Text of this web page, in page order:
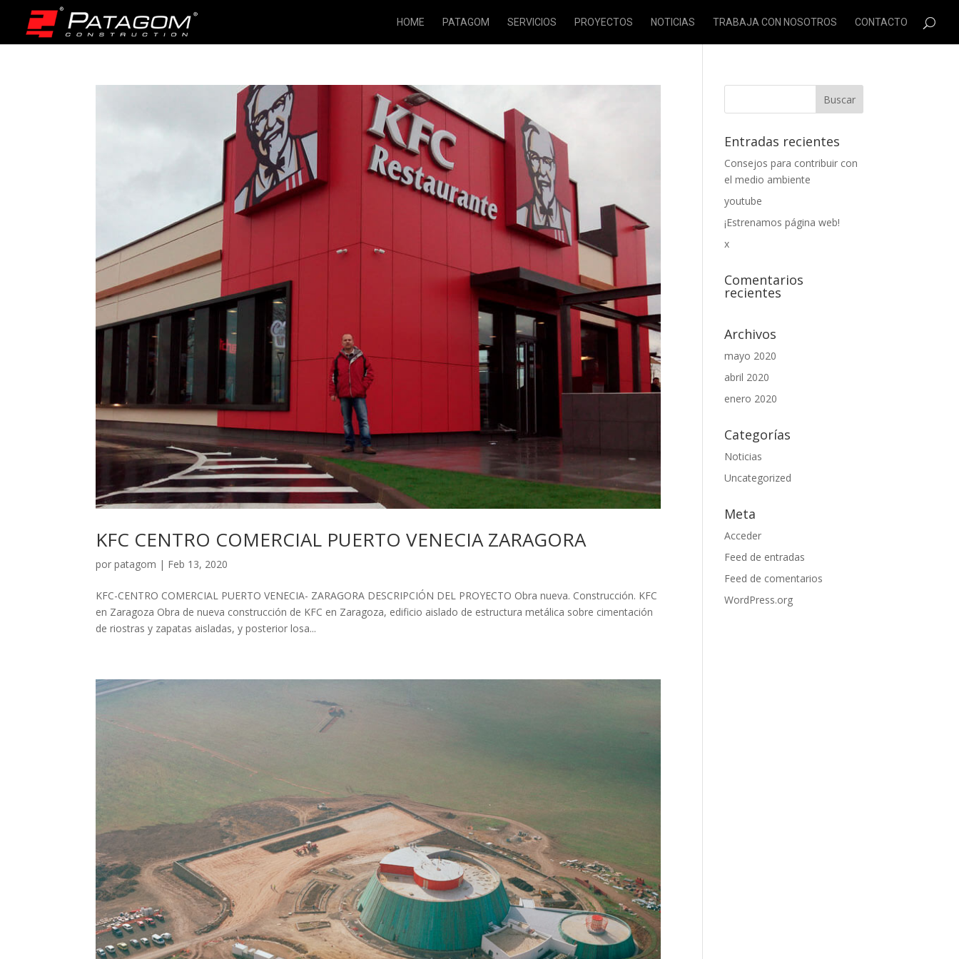
HOME PATAGOM SERVICIOS PROYECTOS NOTICIAS TRABAJA CON NOSOTROS CONTACTO
KFC CENTRO COMERCIAL PUERTO VENECIA ZARAGORA
porpatagom | Feb 13, 2020
KFC-CENTRO COMERCIAL PUERTO VENECIA- ZARAGORA DESCRIPCIÓN DEL PROYECTO Obra nueva. Construcción. KFC
en Zaragoza Obra de nueva construcción de KFC en Zaragoza, edificio aislado de estructura metálica sobre cimentación
de riostras y zapatas aisladas, y posterior losa...
Entradas recientes
Consejos para contribuir con
el medio ambiente
youtube
¡Estrenamos página web!
x
Comentarios
recientes
Archivos
mayo 2020
abril 2020
enero 2020
Categorías
Noticias
Uncategorized
Meta
Acceder
Feed de entradas
Feed de comentarios
WordPress.org